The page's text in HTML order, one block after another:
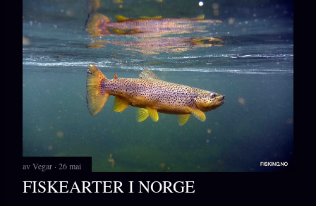
avVegar 26 mai
FISKEARTER I NORGE